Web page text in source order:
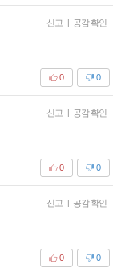
신고 | 공감 확인
0
0
신고 | 공감 확인
0
0
신고 | 공감 확인
0
0